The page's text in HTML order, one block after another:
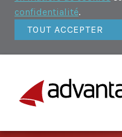
confidentialité.
TOUT ACCEPTER